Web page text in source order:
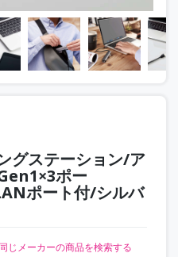
グステーション/ア
ポー
ポート付/シルバ
同じメーカーの商品を検索する